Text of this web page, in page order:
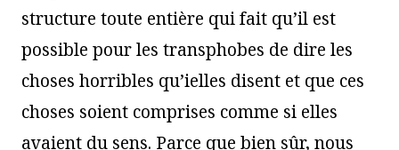
structure toute entière qui fait qu’il est
possible pour les transphobes de dire les
choses horribles qu’ielles disent et que ces
choses soient comprises comme si elles
avaient du sens. Parce que bien sûr, nous